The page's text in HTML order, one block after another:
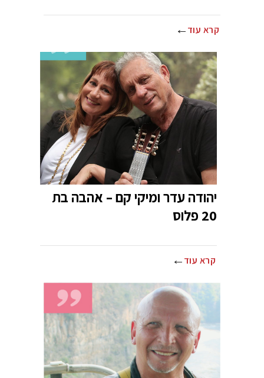
קרא עוד
יהודה עדר ומיקי קם – אהבה בת
20 פלוס
קרא עוד